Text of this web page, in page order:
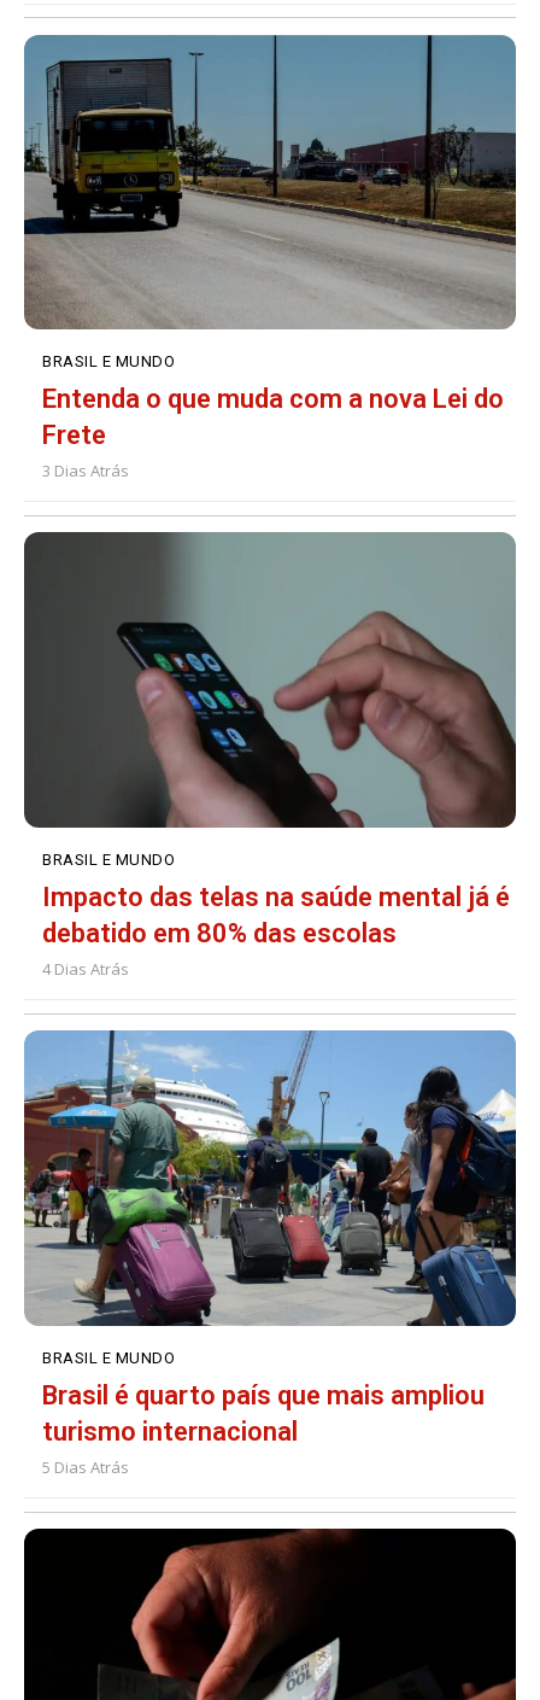
BRASIL E MUNDO
Entenda o que muda com a nova Lei do
Frete
3 Dias Atrás
BRASIL E MUNDO
Impacto das telas na saúde mental já é
debatido em 80% das escolas
4 Dias Atrás
BRASIL E MUNDO
Brasil é quarto país que mais ampliou
turismo internacional
5 Dias Atrás